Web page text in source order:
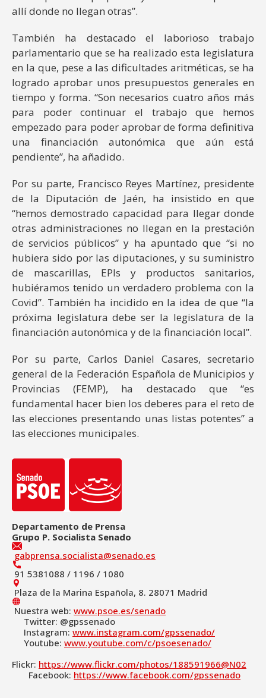
allí donde no llegan otras”.
También ha destacado el laborioso trabajo
parlamentario que se ha realizado esta legislatura
en la que, pese a las dificultades aritméticas, se ha
logrado aprobar unos presupuestos generales en
tiempo y forma. “Son necesarios cuatro años más
para poder continuar el trabajo que hemos
empezado para poder aprobar de forma definitiva
una financiación autonómica que aún está
pendiente”, ha añadido.
Por su parte, Francisco Reyes Martínez, presidente
de la Diputación de Jaén, ha insistido en que
“hemos demostrado capacidad para llegar donde
otras administraciones no llegan en la prestación
de servicios públicos” y ha apuntado que “si no
hubiera sido por las diputaciones, y su suministro
de mascarillas, EPIs y productos sanitarios,
hubiéramos tenido un verdadero problema con la
Covid”. También ha incidido en la idea de que “la
próxima legislatura debe ser la legislatura de la
financiación autonómica y de la financiación local”.
Por su parte, Carlos Daniel Casares, secretario
general de la Federación Española de Municipios y
Provincias (FEMP), ha destacado que “es
fundamental hacer bien los deberes para el reto de
las elecciones presentando unas listas potentes” a
las elecciones municipales.
Departamento de Prensa
Grupo P. Socialista Senado
gabprensa.socialista@senado.es
91 5381088 / 1196 / 1080
Plaza de la Marina Española, 8. 28071 Madrid
Nuestra web: www.psoe.es/senado
Twitter: @gpssenado
Instagram: www.instagram.com/gpssenado/
Youtube: www.youtube.com/c/psoesenado/
Flickr: https://www.flickr.com/photos/188591966@N02
Facebook: https://www.facebook.com/gpssenado